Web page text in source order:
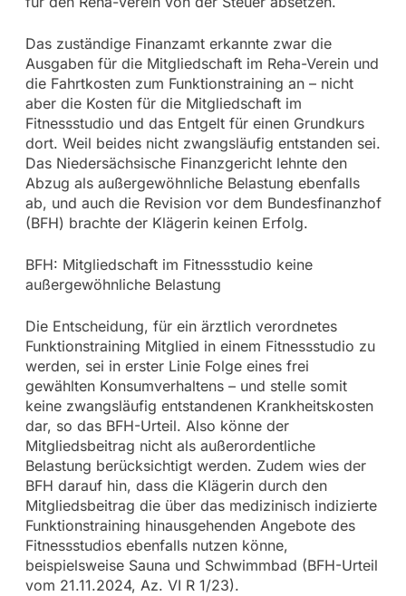
Das zuständige Finanzamt erkannte zwar die
Ausgaben für die Mitgliedschaft im Reha-Verein und
die Fahrtkosten zum Funktionstraining an – nicht
aber die Kosten für die Mitgliedschaft im
Fitnessstudio und das Entgelt für einen Grundkurs
dort. Weil beides nicht zwangsläufig entstanden sei.
Das Niedersächsische Finanzgericht lehnte den
Abzug als außergewöhnliche Belastung ebenfalls
ab, und auch die Revision vor dem Bundesfinanzhof
(BFH) brachte der Klägerin keinen Erfolg.
BFH: Mitgliedschaft im Fitnessstudio keine
außergewöhnliche Belastung
Die Entscheidung, für ein ärztlich verordnetes
Funktionstraining Mitglied in einem Fitnessstudio zu
werden, sei in erster Linie Folge eines frei
gewählten Konsumverhaltens – und stelle somit
keine zwangsläufig entstandenen Krankheitskosten
dar, so das BFH-Urteil. Also könne der
Mitgliedsbeitrag nicht als außerordentliche
Belastung berücksichtigt werden. Zudem wies der
BFH darauf hin, dass die Klägerin durch den
Mitgliedsbeitrag die über das medizinisch indizierte
Funktionstraining hinausgehenden Angebote des
Fitnessstudios ebenfalls nutzen könne,
beispielsweise Sauna und Schwimmbad (BFH-Urteil
vom 21.11.2024, Az. VI R 1/23).